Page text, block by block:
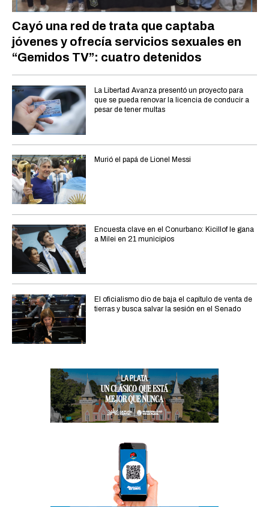
Cayó una red de trata que captaba
jóvenes y ofrecía servicios sexuales en
“Gemidos TV”: cuatro detenidos
La Libertad Avanza presentó un proyecto para
que se pueda renovar la licencia de conducir a
pesar de tener multas
Murió el papá de Lionel Messi
Encuesta clave en el Conurbano: Kicillof le gana
a Milei en 21 municipios
El oficialismo dio de baja el capítulo de venta de
tierras y busca salvar la sesión en el Senado